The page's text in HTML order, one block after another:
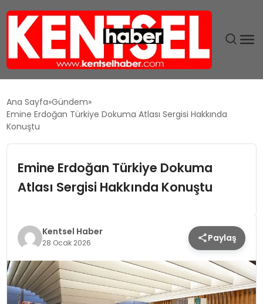
GÜNDEM
EĞITIM
MAGAZIN
KÜLTÜR & SANAT
Ana Sayfa Gündem
Emine Erdoğan Türkiye Dokuma Atlası Sergisi Hakkında
Konuştu
Emine Erdoğan Türkiye Dokuma
Atlası Sergisi Hakkında Konuştu
Kentsel Haber
28 Ocak 2026 Paylaş